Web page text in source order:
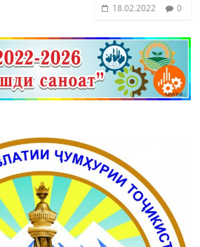
18.02.2022 0